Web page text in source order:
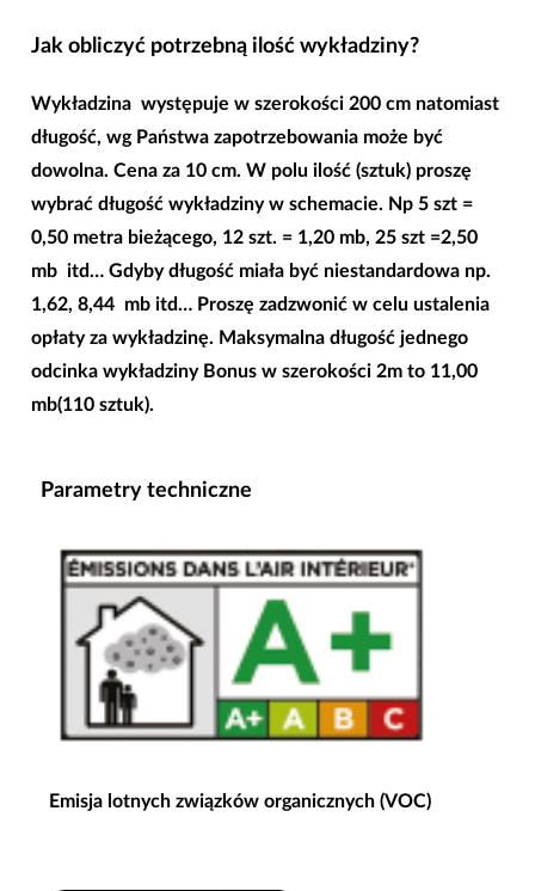
Jak obliczyć potrzebną ilość wykładziny?
Wykładzina występuje w szerokości 200 cmnatomiast
długość, wg Państwa zapotrzebowania może być
dowolna. Cena za 10 cm. W polu ilość (sztuk) proszę
wybrać długość wykładziny w schemacie. Np 5 szt =
0,50 metra bieżącego, 12 szt. = 1,20 mb, 25 szt =2,50
mb itd… Gdyby długość miała być niestandardowa np.
1,62, 8,44 mb itd… Proszę zadzwonić w celu ustalenia
opłaty za wykładzinę. Maksymalna długość jednego
odcinka wykładziny Bonus w szerokości 2m to 11,00
mb(110 sztuk).
Parametry techniczne
Emisja lotnych związków organicznych (VOC)